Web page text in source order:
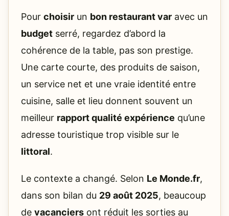
Pour choisir un bon restaurant var avec un
budget serré, regardez d’abord la
cohérence de la table, pas son prestige.
Une carte courte, des produits de saison,
un service net et une vraie identité entre
cuisine, salle et lieu donnent souvent un
meilleur rapport qualité expérience qu’une
adresse touristique trop visible sur le
littoral.
Le contexte a changé. Selon Le Monde.fr,
dans son bilan du 29 août 2025, beaucoup
de vacanciers ont réduit les sorties au